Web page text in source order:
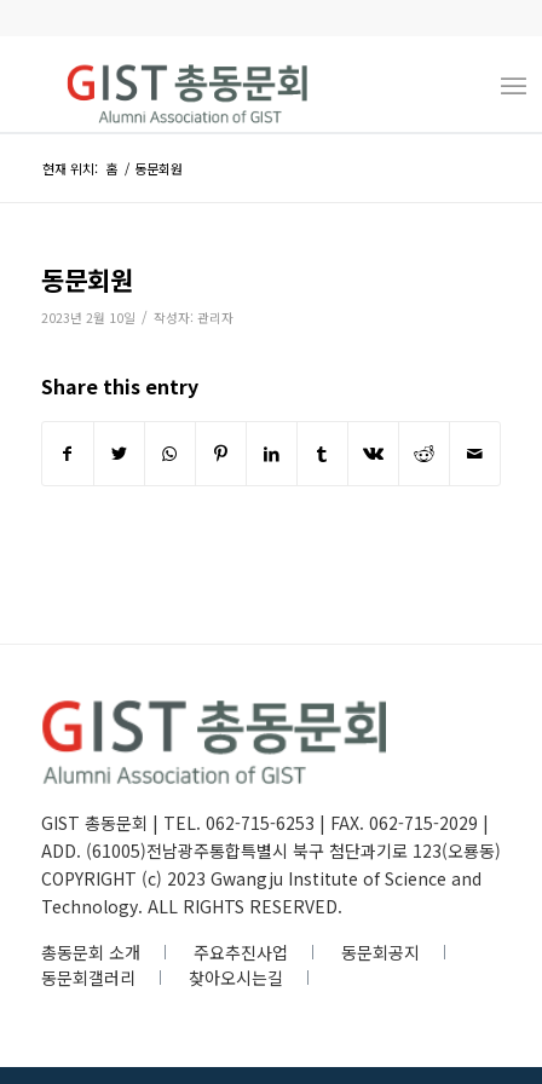
현재 위치: 홈 / 동문회원
동문회원
2023년 2월 10일 / 작성자: 관리자
Share this entry
GIST 총동문회 | TEL. 062-715-6253 | FAX. 062-715-2029 |
ADD. (61005)전남광주통합특별시 북구 첨단과기로 123(오룡동)
COPYRIGHT (c) 2023 Gwangju Institute of Science and
Technology. ALL RIGHTS RESERVED.
총동문회 소개
주요추진사업
동문회공지
동문회갤러리
찾아오시는길